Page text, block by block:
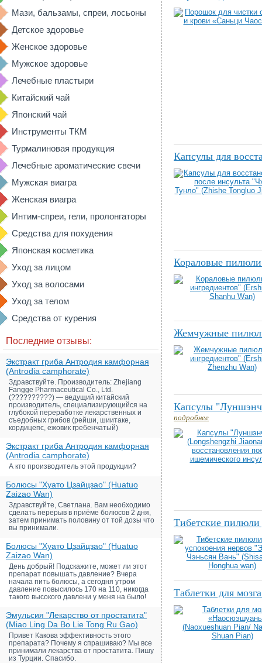
Мази, бальзамы, спреи, лосьоны
Детское здоровье
Женское здоровье
Мужское здоровье
Лечебные пластыри
Китайский чай
Японский чай
Инструменты ТКМ
Турмалиновая продукция
Лечебные ароматические свечи
Мужская виагра
Женская виагра
Интим-спреи, гели, пролонгаторы
Средства для похудения
Японская косметика
Уход за лицом
Уход за волосами
Уход за телом
Средства от курения
Последние отзывы:
Экстракт гриба Антродия камфорная
(Antrodia camphorate)
Здравствуйте. Производитель: Zhejiang
Fangge Pharmaceutical Co., Ltd.
(??????????) — ведущий китайский
производитель, специализирующийся на
глубокой переработке лекарственных и
съедобных грибов (рейши, шиитаке,
кордицепс, ежовик гребенчатый)
Экстракт гриба Антродия камфорная
(Antrodia camphorate)
А кто производитель этой продукции?
Болюсы "Хуато Цзайцзао" (Huatuo
Zaizao Wan)
Здравствуйте, Светлана. Вам необходимо
сделать перерыв в приёме болюсов 2 дня,
затем принимать половину от той дозы что
вы принимали.
Болюсы "Хуато Цзайцзао" (Huatuo
Zaizao Wan)
День добрый! Подскажите, может ли этот
препарат повышать давление? Вчера
начала пить болюсы, а сегодня утром
давление повысилось 170 на 110, никогда
такого высокого давлени у меня на было!
Эмульсия "Лекарство от простатита"
(Miao Ling Da Bo Lie Tong Ru Gao)
Привет Какова эффективность этого
препарата? Почему я спрашиваю? Мы все
принимали лекарства от простатита. Пишу
из Турции. Спасибо.
Капсулы для
Кораловые
Жемчужные
Капсулы
подробнее
Тибетские
Таблетки для